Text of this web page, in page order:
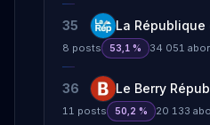
35
8 posts 53,1 % 34 051
36 Le Berry
11 posts 50,2 % 20 133